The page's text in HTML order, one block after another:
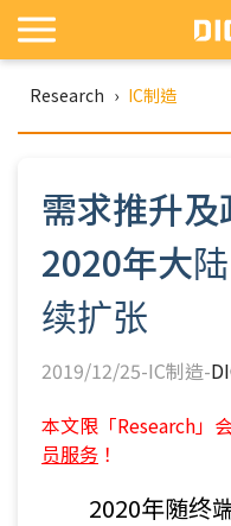
Research › IC制造
需求推升
2020年大
续扩张
2019/12/25-IC制造-
本文限「Research」
员服务 ！
2020年随终端